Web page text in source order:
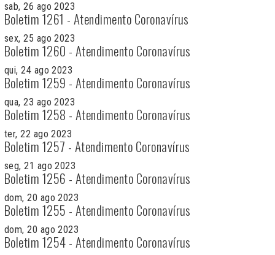
sab, 26 ago 2023
Boletim 1261 - Atendimento Coronavírus
sex, 25 ago 2023
Boletim 1260 - Atendimento Coronavírus
qui, 24 ago 2023
Boletim 1259 - Atendimento Coronavírus
qua, 23 ago 2023
Boletim 1258 - Atendimento Coronavírus
ter, 22 ago 2023
Boletim 1257 - Atendimento Coronavírus
seg, 21 ago 2023
Boletim 1256 - Atendimento Coronavírus
dom, 20 ago 2023
Boletim 1255 - Atendimento Coronavírus
dom, 20 ago 2023
Boletim 1254 - Atendimento Coronavírus